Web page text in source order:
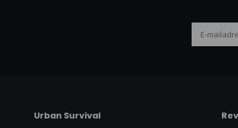
Urban Survival